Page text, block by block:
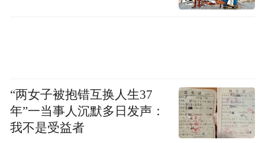
“两女子被抱错互换人生37
年”一当事人沉默多日发声：
我不是受益者